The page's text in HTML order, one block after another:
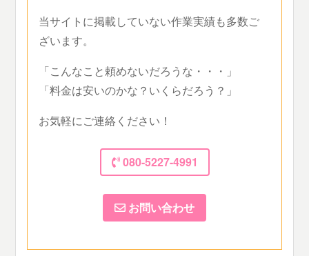
当サイトに掲載していない作業実績も多数ご
ざいます。
「こんなこと頼めないだろうな・・・」
「料金は安いのかな？いくらだろう？」
お気軽にご連絡ください！
080-5227-4991
お問い合わせ